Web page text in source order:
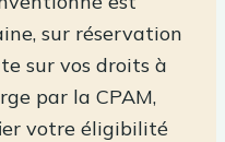
sur réservation
sur vos droits à
par la CPAM,
votre éligibilité